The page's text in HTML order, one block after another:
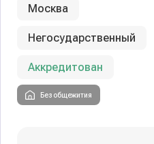
Москва
Негосударственный
Аккредитован
Без общежития